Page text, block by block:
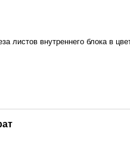
листов внутреннего блока в